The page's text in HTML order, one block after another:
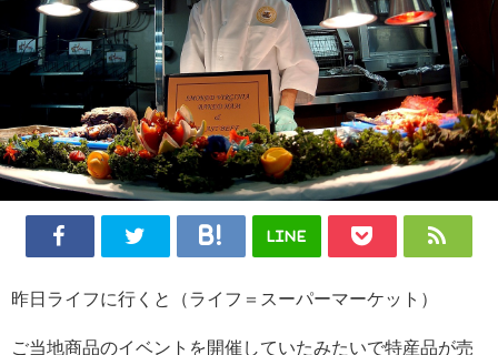
LINE
昨日ライフに行くと（ライフ＝スーパーマーケット）
ご当地商品のイベントを開催していたみたいで特産品が売